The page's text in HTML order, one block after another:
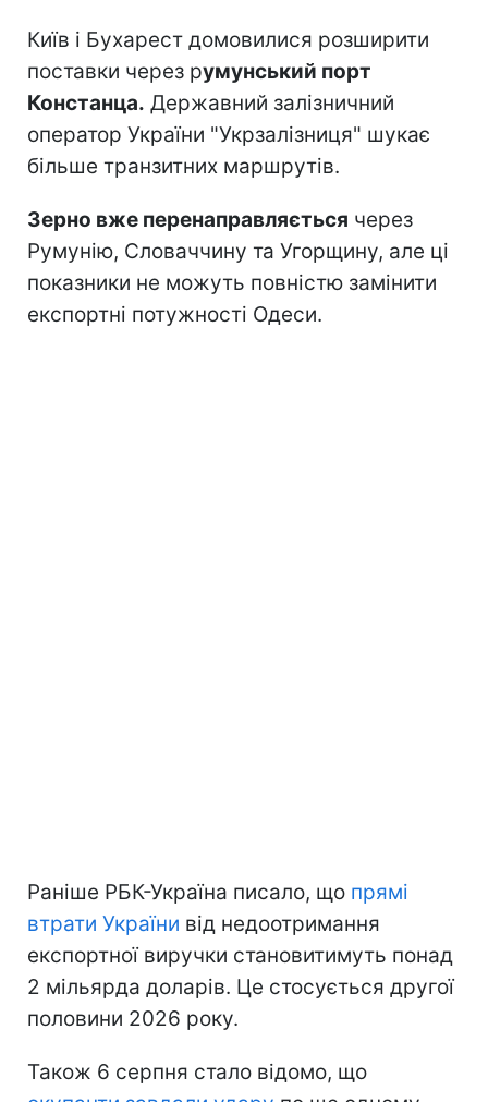
Київ і Бухарест домовилися розширити
поставки через румунський порт
Констанца. Державний залізничний
оператор України "Укрзалізниця" шукає
більше транзитних маршрутів.
Зерно вже перенаправляється через
Румунію, Словаччину та Угорщину, але ці
показники не можуть повністю замінити
експортні потужності Одеси.
Раніше РБК-Україна писало, що прямі
втрати України від недоотримання
експортної виручки становитимуть понад
2 мільярда доларів. Це стосується другої
половини 2026 року.
Також 6 серпня стало відомо, що